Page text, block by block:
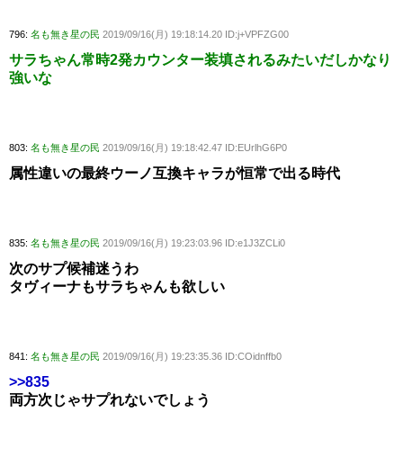
796: 名も無き星の民 2019/09/16(月) 19:18:14.20 ID:j+VPFZG00
サラちゃん常時2発カウンター装填されるみたいだしかなり
強いな
803: 名も無き星の民 2019/09/16(月) 19:18:42.47 ID:EUrlhG6P0
属性違いの最終ウーノ互換キャラが恒常で出る時代
835: 名も無き星の民 2019/09/16(月) 19:23:03.96 ID:e1J3ZCLi0
次のサプ候補迷うわ
タヴィーナもサラちゃんも欲しい
841: 名も無き星の民 2019/09/16(月) 19:23:35.36 ID:COidnffb0
>>835
両方次じゃサプれないでしょう